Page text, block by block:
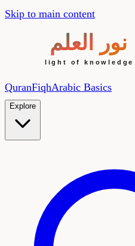
Skip to main content
QuranFiqhArabic Basics
Explore